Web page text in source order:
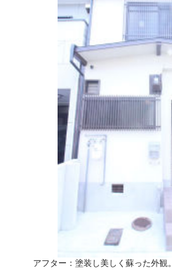
アフター：塗装し美しく蘇った外観。